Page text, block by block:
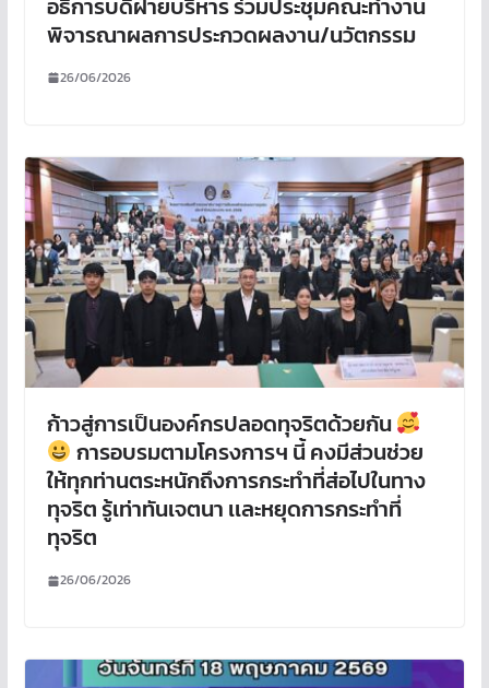
พิจารณาผลการประกวดผลงาน/นวัตกรรม
26/06/2026
ก้าวสู่การเป็นองค์กรปลอดทุจริตด้วยกัน
การอบรมตามโครงการฯ นี้ คงมีส่วนช่วย
ให้ทุกท่านตระหนักถึงการกระทำที่ส่อไปในทาง
ทุจริต รู้เท่าทันเจตนา เเละหยุดการกระทำที่
ทุจริต
26/06/2026